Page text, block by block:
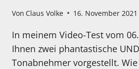
Von Claus Volke 16. November 2021
In meinem Video-Test vom
Ihnen zwei phantastische
Tonabnehmer vorgestellt.